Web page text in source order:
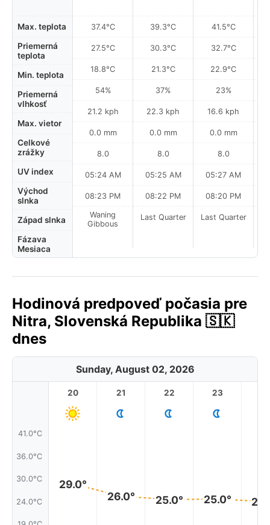
Max. teplota
Priemerná
teplota
Min. teplota
Priemerná
vlhkosť
Max. vietor
Celkové
zrážky
UV index
Východ
slnka
Západ slnka
Fázava
Mesiaca
37.4°C
27.5°C
18.8°C
54%
21.2 kph
0.0 mm
8.0
05:24 AM
08:23 PM
Waning
Gibbous
39.3°C
30.3°C
21.3°C
37%
22.3 kph
0.0 mm
8.0
05:25 AM
08:22 PM
Last Quarter
41.5°C
32.7°C
22.9°C
23%
16.6 kph
0.0 mm
8.0
05:27 AM
08:20 PM
Last Quarter
Hodinová predpoveď počasia pre
Nitra, Slovenská Republika 🇸🇰
dnes
Sunday, August 02, 2026
41.0°C
36.0°C
30.0°C
24.0°C
20
29.0°
21
26.0°
22
25.0°
23
25.0°